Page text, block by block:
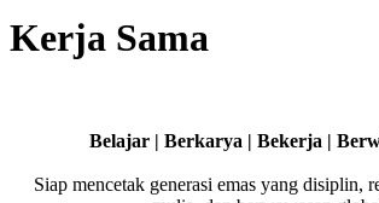
Kerja Sama
Belajar | Berkarya | Bekerja |
Siap mencetak generasi emas yang disiplin,